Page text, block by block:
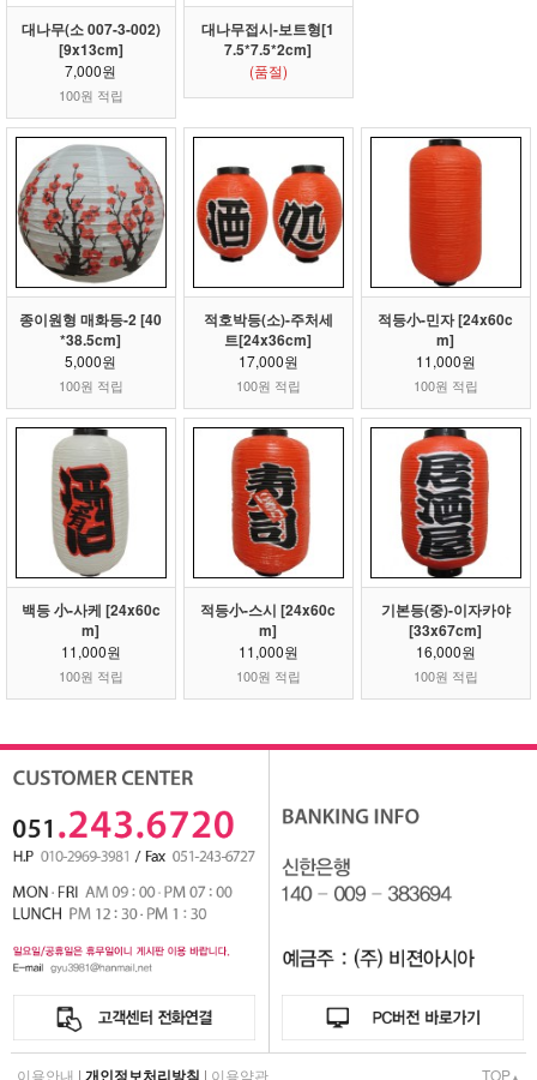
대나무(소 007-3-002)
[9x13cm]
7,000원
100원 적립
대나무접시-보트형[1
7.5*7.5*2cm]
(품절)
종이원형 매화등-2 [40
*38.5cm]
5,000원
100원 적립
적호박등(소)-주처세
트[24x36cm]
17,000원
100원 적립
적등小-민자 [24x60c
m]
11,000원
100원 적립
백등 小-사케 [24x60c
m]
11,000원
100원 적립
적등小-스시 [24x60c
m]
11,000원
100원 적립
기본등(중)-이자카야
[33x67cm]
16,000원
100원 적립
이용안내 | 개인정보처리방침 | 이용약관 TOP